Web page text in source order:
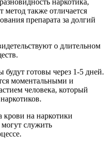
наркотика,
метод также отличается
препарата за долгий
о длительном
будут готовы через 1-5 дней.
моментальными и
человека, который
крови на наркотики
служить